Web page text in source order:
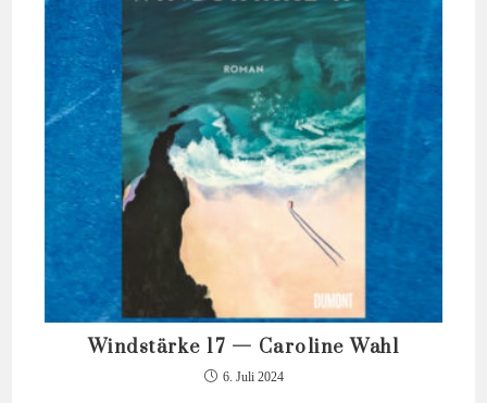
Windstärke 17 — Caroline Wahl
6. Juli 2024